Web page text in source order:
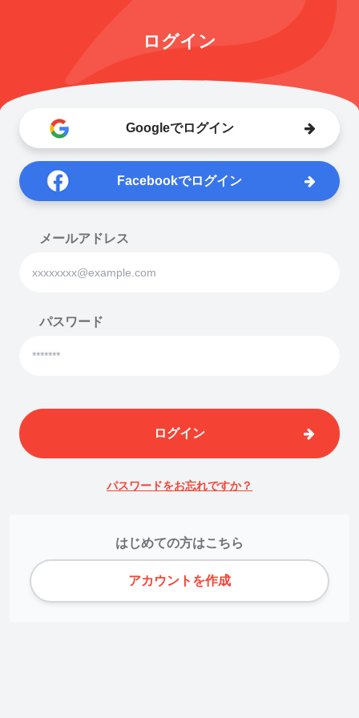
ログイン
Googleでログイン
Facebookでログイン
メールアドレス
パスワード
ログイン
パスワードをお忘れですか？
はじめての方はこちら
アカウントを作成